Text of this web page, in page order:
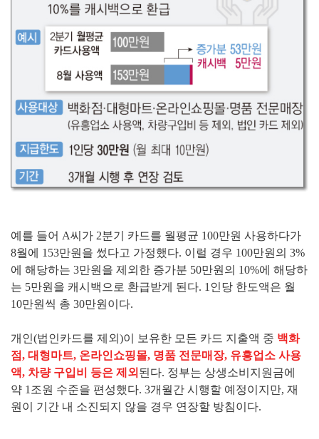
예를 들어 A씨가 2분기 카드를 월평균 100만원 사용하다가
8월에 153만원을 썼다고 가정했다. 이럴 경우 100만원의 3%
에 해당하는 3만원을 제외한 증가분 50만원의 10%에 해당하
는 5만원을 캐시백으로 환급받게 된다. 1인당 한도액은 월
10만원씩 총 30만원이다.
개인(법인카드를 제외)이 보유한 모든 카드 지출액 중 백화
점, 대형마트, 온라인쇼핑몰, 명품 전문매장, 유흥업소 사용
액, 차량 구입비 등은 제외 된다. 정부는 상생소비지원금에
약 1조원 수준을 편성했다. 3개월간 시행할 예정이지만, 재
원이 기간 내 소진되지 않을 경우 연장할 방침이다.